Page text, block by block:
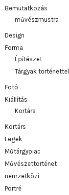
Bemutatkozás
művészmustra
Design
Forma
Építészet
Tárgyak történettel
Fotó
Kiállítás
Kortárs
Kortárs
Legek
Műtárgypiac
Művészettörténet
nemzetközi
Portré